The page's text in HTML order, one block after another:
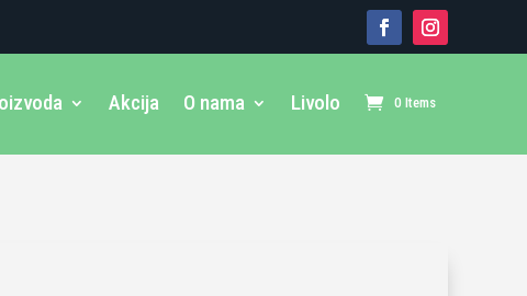
Akcija O nama Livolo 0 Items